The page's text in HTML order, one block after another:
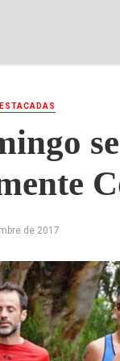
de 2017